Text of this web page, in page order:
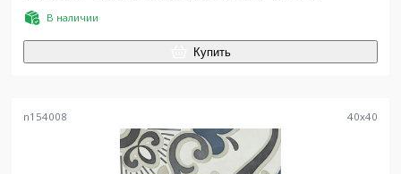
В наличии
Купить
n154008 40x40